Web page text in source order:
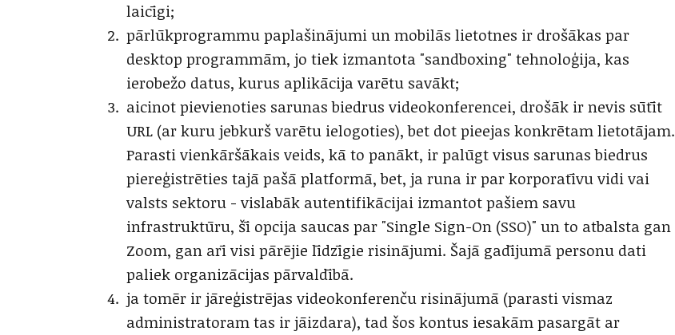
laicīgi;
pārlūkprogrammu paplašinājumi un mobilās lietotnes ir drošākas par
desktop programmām, jo tiek izmantota "sandboxing" tehnoloģija, kas
ierobežo datus, kurus aplikācija varētu savākt;
aicinot pievienoties sarunas biedrus videokonferencei, drošāk ir nevis sūtīt
URL (ar kuru jebkurš varētu ielogoties), bet dot pieejas konkrētam lietotājam.
Parasti vienkāršākais veids, kā to panākt, ir palūgt visus sarunas biedrus
piereģistrēties tajā pašā platformā, bet, ja runa ir par korporatīvu vidi vai
valsts sektoru - vislabāk autentifikācijai izmantot pašiem savu
infrastruktūru, šī opcija saucas par "Single Sign-On (SSO)" un to atbalsta gan
Zoom, gan arī visi pārējie līdzīgie risinājumi. Šajā gadījumā personu dati
paliek organizācijas pārvaldībā.
ja tomēr ir jāreģistrējas videokonferenču risinājumā (parasti vismaz
administratoram tas ir jāizdara), tad šos kontus iesakām pasargāt ar